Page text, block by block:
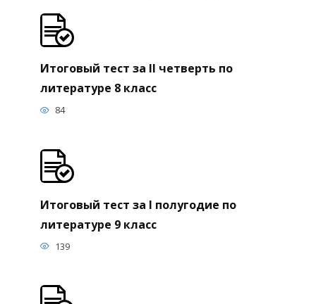
Итоговый тест за II четверть по
литературе 8 класс
84
Итоговый тест за I полугодие по
литературе 9 класс
139